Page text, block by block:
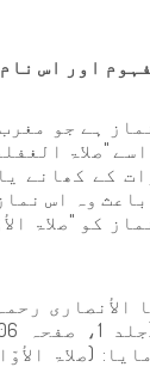
اور اس
ہے جو
"صلاۃ
کے کھانے
وہ اس
کو "صلاۃ
الأنصاری
(صلاۃ